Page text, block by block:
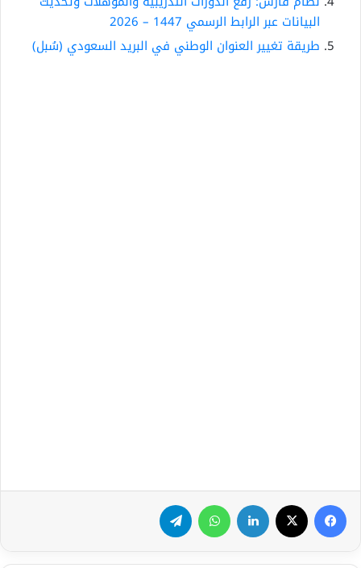
البيانات عبر الرابط الرسمي 1447 – 2026
طريقة تغيير العنوان الوطني في البريد السعودي (سُبل)
فيسبوك لينكدإن واتساب